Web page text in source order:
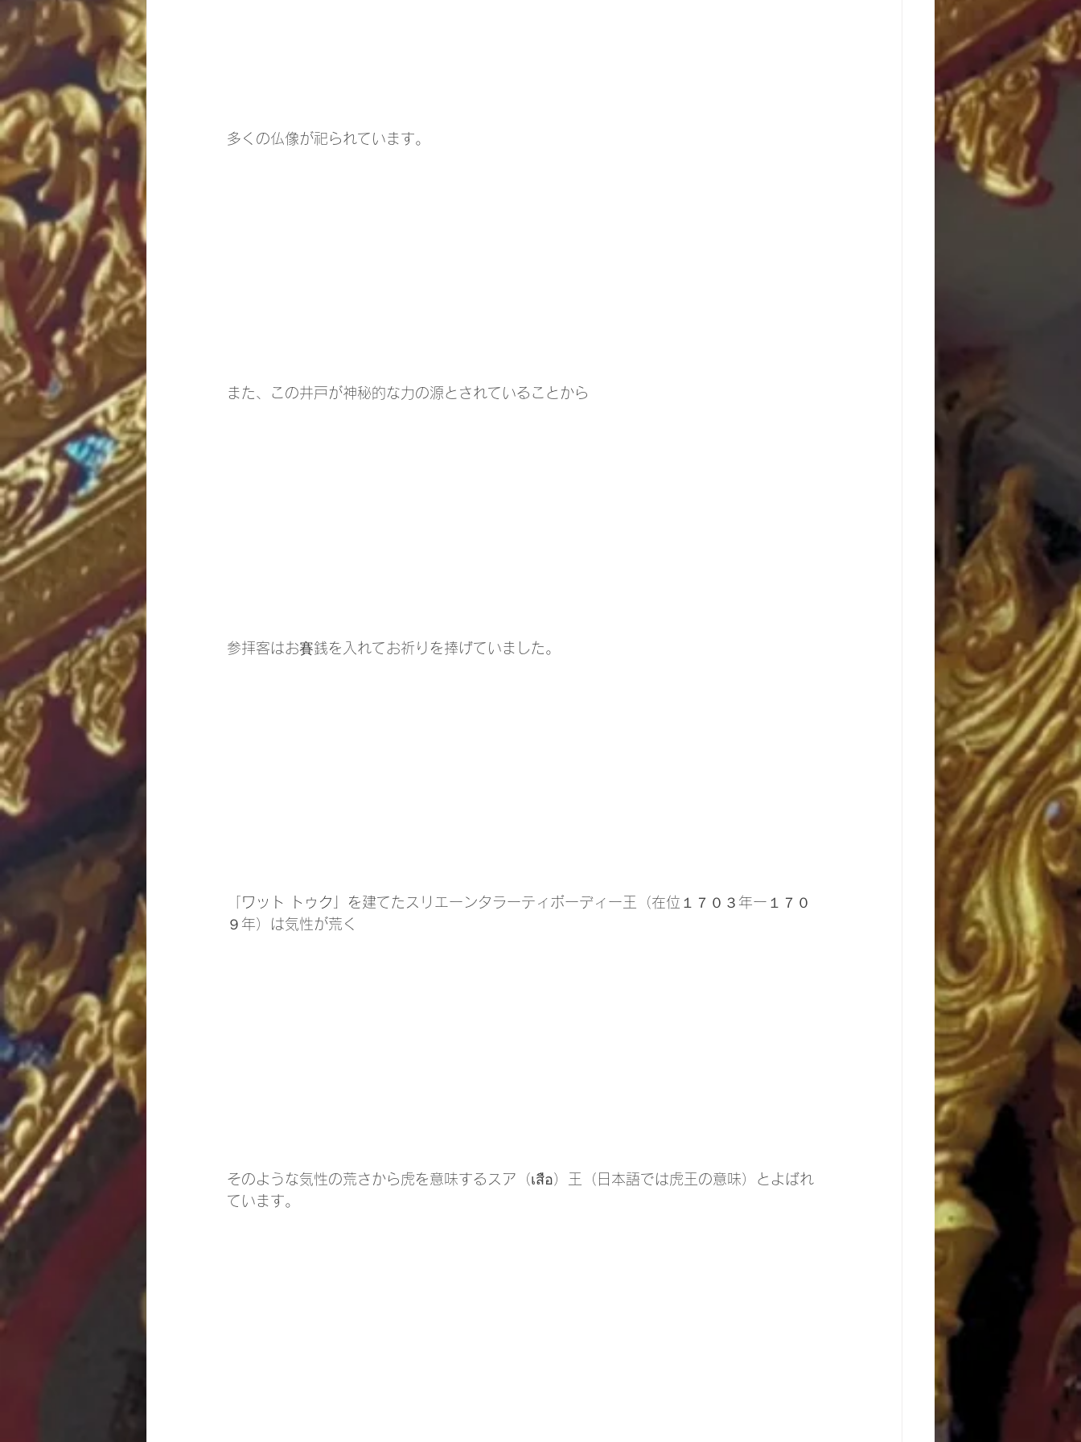
多くの仏像が祀られています。
また、この井戸が神秘的な力の源とされていることから
参拝客はお賽銭を入れてお祈りを捧げていました。
ワット トゥク」
を建てたスリエーンタラーティボーディー王（在位１７０３年ー１７０
９年）は気性が荒く
そのような気性の荒さから虎を意味するスア（เสือ）王（日本語では虎王の意味）とよばれ
ています。